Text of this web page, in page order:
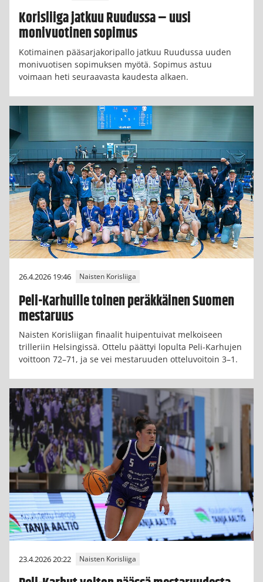
Korisliiga jatkuu Ruudussa – uusi
monivuotinen sopimus
Kotimainen pääsarjakoripallo jatkuu Ruudussa uuden
monivuotisen sopimuksen myötä. Sopimus astuu
voimaan heti seuraavasta kaudesta alkaen.
26.4.2026 19:46 Naisten Korisliiga
Peli-Karhuille toinen peräkkäinen Suomen
mestaruus
Naisten Korisliigan finaalit huipentuivat melkoiseen
trilleriin Helsingissä. Ottelu päättyi lopulta Peli-Karhujen
voittoon 72–71, ja se vei mestaruuden otteluvoitoin 3–1.
23.4.2026 20:22 Naisten Korisliiga